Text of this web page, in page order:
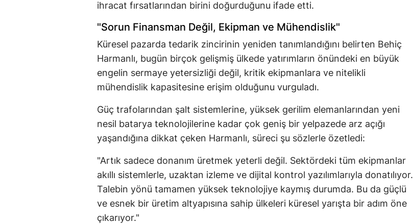
ihracat fırsatlarından birini doğurduğunu ifade etti.
"Sorun Finansman Değil, Ekipman ve Mühendislik"
Küresel pazarda tedarik zincirinin yeniden tanımlandığını belirten Behiç
Harmanlı, bugün birçok gelişmiş ülkede yatırımların önündeki en büyük
engelin sermaye yetersizliği değil, kritik ekipmanlara ve nitelikli
mühendislik kapasitesine erişim olduğunu vurguladı.
Güç trafolarından şalt sistemlerine, yüksek gerilim elemanlarından yeni
nesil batarya teknolojilerine kadar çok geniş bir yelpazede arz açığı
yaşandığına dikkat çeken Harmanlı, süreci şu sözlerle özetledi:
"Artık sadece donanım üretmek yeterli değil. Sektördeki tüm ekipmanlar
akıllı sistemlerle, uzaktan izleme ve dijital kontrol yazılımlarıyla donatılıyor.
Talebin yönü tamamen yüksek teknolojiye kaymış durumda. Bu da güçlü
ve esnek bir üretim altyapısına sahip ülkeleri küresel yarışta bir adım öne
çıkarıyor."